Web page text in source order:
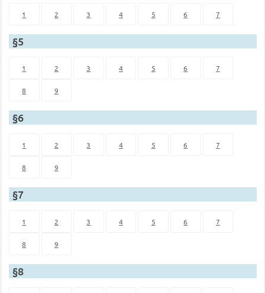
1 2 3 4 5 6 7
§5
1 2 3 4 5 6 7
8 9
§6
1 2 3 4 5 6 7
8 9
§7
1 2 3 4 5 6 7
8 9
§8